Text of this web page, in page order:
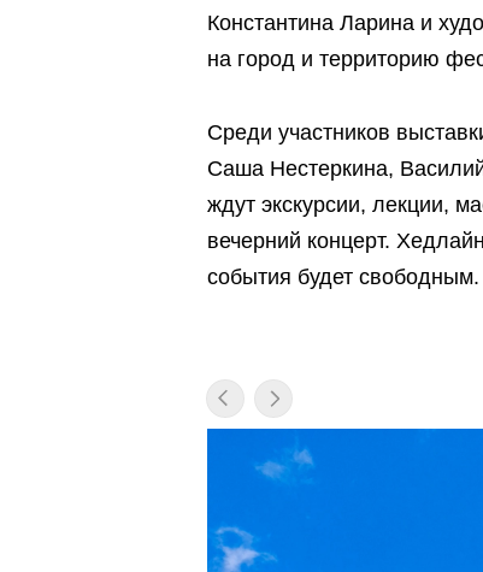
Константина Ларина и
на город и территорию
Среди участников
Саша Нестеркина,
ждут экскурсии, лекции,
вечерний концерт.
события будет свободным.